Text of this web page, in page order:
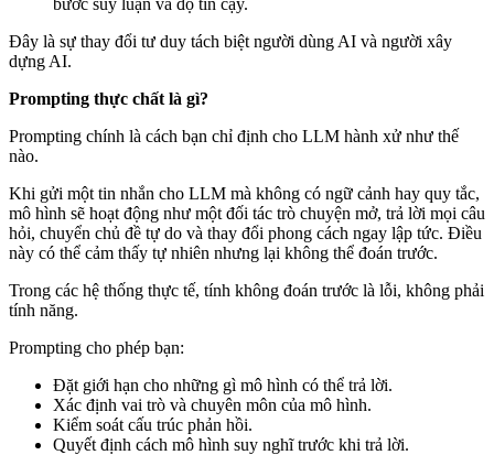
Đây là sự thay đổi tư duy tách biệt người dùng AI và người xây
dựng AI.
Prompting thực chất là gì?
Prompting chính là cách bạn chỉ định cho LLM hành xử như thế
nào.
Khi gửi một tin nhắn cho LLM mà không có ngữ cảnh hay quy tắc,
mô hình sẽ hoạt động như một đối tác trò chuyện mở, trả lời mọi câu
hỏi, chuyển chủ đề tự do và thay đổi phong cách ngay lập tức. Điều
này có thể cảm thấy tự nhiên nhưng lại không thể đoán trước.
Trong các hệ thống thực tế, tính không đoán trước là lỗi, không phải
tính năng.
Prompting cho phép bạn:
Đặt giới hạn cho những gì mô hình có thể trả lời.
Xác định vai trò và chuyên môn của mô hình.
Kiểm soát cấu trúc phản hồi.
Quyết định cách mô hình suy nghĩ trước khi trả lời.